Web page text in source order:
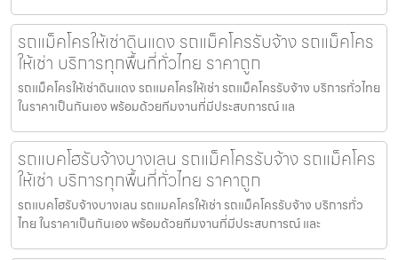
รถแม็คโครให้เช่าดินแดง รถแม็คโครรับจ้าง รถแม็คโคร
ให้เช่า บริการทุกพื้นที่ทั่วไทย ราคาถูก
รถแม็คโครให้เช่าดินแดง รถแมคโครให้เช่า รถแม็คโครรับจ้าง บริการทั่วไทย
ในราคาเป็นกันเอง พร้อมด้วยทีมงานที่มีประสบการณ์ แล
รถแบคโฮรับจ้างบางเลน รถแม็คโครรับจ้าง รถแม็คโคร
ให้เช่า บริการทุกพื้นที่ทั่วไทย ราคาถูก
รถแบคโฮรับจ้างบางเลน รถแมคโครให้เช่า รถแม็คโครรับจ้าง บริการทั่ว
ไทย ในราคาเป็นกันเอง พร้อมด้วยทีมงานที่มีประสบการณ์ และ